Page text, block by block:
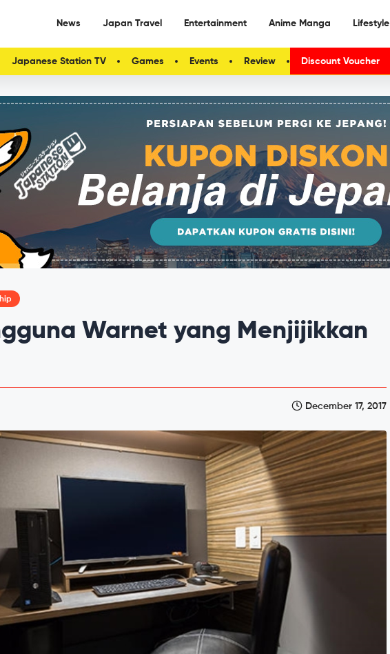
News Japan Travel Entertainment Anime Manga Lifestyle
Japanese Station TV Games Events Review Discount Voucher
Warnet yang Menjijikkan
December 17, 2017